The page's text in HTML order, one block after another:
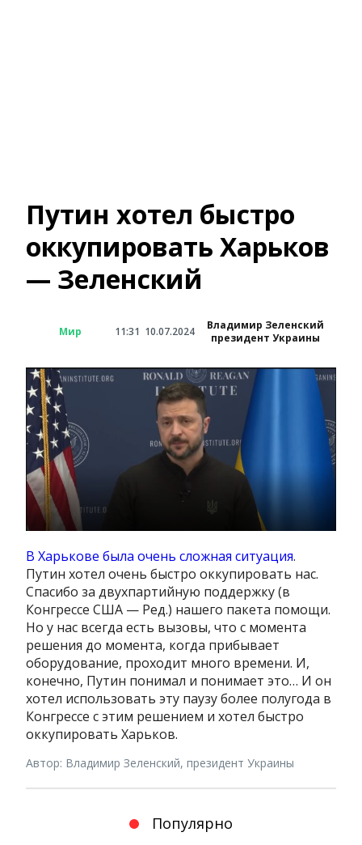
Путин хотел быстро
оккупировать Харьков
— Зеленский
Мир 11:31 10.07.2024
Владимир Зеленский
президент Украины
В Харькове была очень сложная ситуация.
Путин хотел очень быстро оккупировать нас.
Спасибо за двухпартийную поддержку (в
Конгрессе США — Ред.) нашего пакета помощи.
Но у нас всегда есть вызовы, что с момента
решения до момента, когда прибывает
оборудование, проходит много времени. И,
конечно, Путин понимал и понимает это… И он
хотел использовать эту паузу более полугода в
Конгрессе с этим решением и хотел быстро
оккупировать Харьков.
Автор: Владимир Зеленский, президент Украины
Популярно